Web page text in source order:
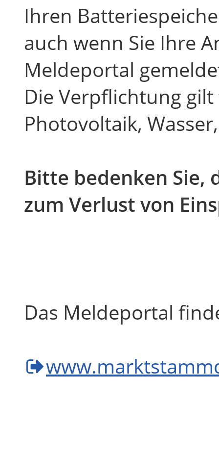
Ihren
auch wenn Sie Ihre
Meldeportal
Die Verpflichtung
Photovoltaik,
Bitte bedenken Sie,
zum Verlust von
Das Meldeportal